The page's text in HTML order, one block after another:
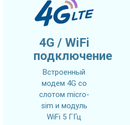
4G / WiFi
подключение
Встроенный
модем 4G со
слотом micro-
sim и модуль
WiFi 5 ГГц